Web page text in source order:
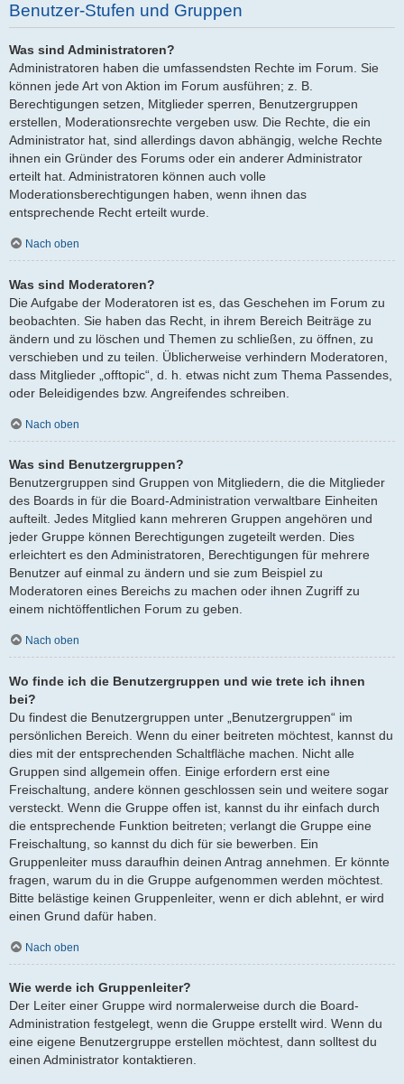
Benutzer-Stufen und Gruppen
Was sind Administratoren?
Administratoren haben die umfassendsten Rechte im Forum. Sie
können jede Art von Aktion im Forum ausführen; z. B.
Berechtigungen setzen, Mitglieder sperren, Benutzergruppen
erstellen, Moderationsrechte vergeben usw. Die Rechte, die ein
Administrator hat, sind allerdings davon abhängig, welche Rechte
ihnen ein Gründer des Forums oder ein anderer Administrator
erteilt hat. Administratoren können auch volle
Moderationsberechtigungen haben, wenn ihnen das
entsprechende Recht erteilt wurde.
Nach oben
Was sind Moderatoren?
Die Aufgabe der Moderatoren ist es, das Geschehen im Forum zu
beobachten. Sie haben das Recht, in ihrem Bereich Beiträge zu
ändern und zu löschen und Themen zu schließen, zu öffnen, zu
verschieben und zu teilen. Üblicherweise verhindern Moderatoren,
dass Mitglieder „offtopic“, d. h. etwas nicht zum Thema Passendes,
oder Beleidigendes bzw. Angreifendes schreiben.
Nach oben
Was sind Benutzergruppen?
Benutzergruppen sind Gruppen von Mitgliedern, die die Mitglieder
des Boards in für die Board-Administration verwaltbare Einheiten
aufteilt. Jedes Mitglied kann mehreren Gruppen angehören und
jeder Gruppe können Berechtigungen zugeteilt werden. Dies
erleichtert es den Administratoren, Berechtigungen für mehrere
Benutzer auf einmal zu ändern und sie zum Beispiel zu
Moderatoren eines Bereichs zu machen oder ihnen Zugriff zu
einem nichtöffentlichen Forum zu geben.
Nach oben
Wo finde ich die Benutzergruppen und wie trete ich ihnen
bei?
Du findest die Benutzergruppen unter „Benutzergruppen“ im
persönlichen Bereich. Wenn du einer beitreten möchtest, kannst du
dies mit der entsprechenden Schaltfläche machen. Nicht alle
Gruppen sind allgemein offen. Einige erfordern erst eine
Freischaltung, andere können geschlossen sein und weitere sogar
versteckt. Wenn die Gruppe offen ist, kannst du ihr einfach durch
die entsprechende Funktion beitreten; verlangt die Gruppe eine
Freischaltung, so kannst du dich für sie bewerben. Ein
Gruppenleiter muss daraufhin deinen Antrag annehmen. Er könnte
fragen, warum du in die Gruppe aufgenommen werden möchtest.
Bitte belästige keinen Gruppenleiter, wenn er dich ablehnt, er wird
einen Grund dafür haben.
Nach oben
Wie werde ich Gruppenleiter?
Der Leiter einer Gruppe wird normalerweise durch die Board-
Administration festgelegt, wenn die Gruppe erstellt wird. Wenn du
eine eigene Benutzergruppe erstellen möchtest, dann solltest du
einen Administrator kontaktieren.